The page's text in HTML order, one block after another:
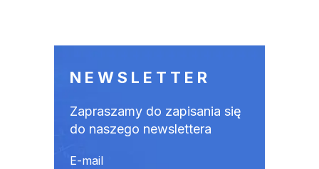
NEWSLETTER
Zapraszamy do zapisania się
do naszego newslettera
E-mail